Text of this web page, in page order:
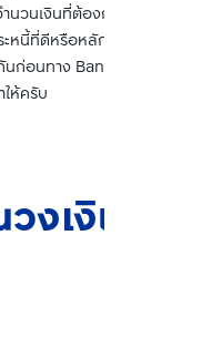
วนเงินที่ต้องการกู้ และอัตรา
หนี้ที่ดีหรือหลักทรัพย์ค้ำประ
ก่อนทาง Bangkok
ห้ครับ
เงินกู้ได้